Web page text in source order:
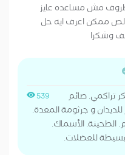
ظروف مش مساعده عايز
ممكن اعرف ايه حل
وشكرا
539
تراكمي. صائم
و جرثومة المعدة.
الطحينة. الأسماك.
بسيطة للعضلات.